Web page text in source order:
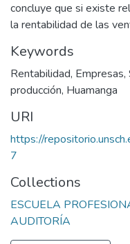
concluye que si existe
la rentabilidad de las
Keywords
Rentabilidad, Empresas,
producción, Huamanga
URI
https://
7
Collections
ESCUELA
AUDITORÍA